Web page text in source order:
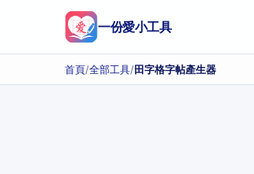
一份愛小工具
首頁/全部工具/田字格字帖產生器